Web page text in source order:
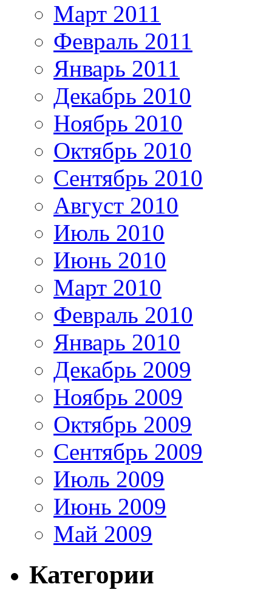
Март 2011
Февраль 2011
Январь 2011
Декабрь 2010
Ноябрь 2010
Октябрь 2010
Сентябрь 2010
Август 2010
Июль 2010
Июнь 2010
Март 2010
Февраль 2010
Январь 2010
Декабрь 2009
Ноябрь 2009
Октябрь 2009
Сентябрь 2009
Июль 2009
Июнь 2009
Май 2009
Категории